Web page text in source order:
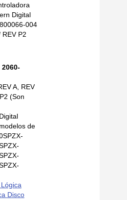
Digital
004
REV P2
2060-
A, REV
(Son
de
Disco